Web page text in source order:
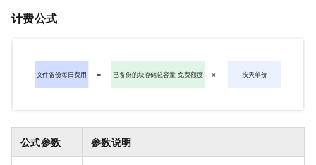
计费公式
公式参数 参数说明